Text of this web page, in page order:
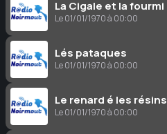
La Cigale et la fourmi
Le 01/01/1970 à 00:00
Lés pataques
Le 01/01/1970 à 00:00
Le renard é les résins
Le 01/01/1970 à 00:00